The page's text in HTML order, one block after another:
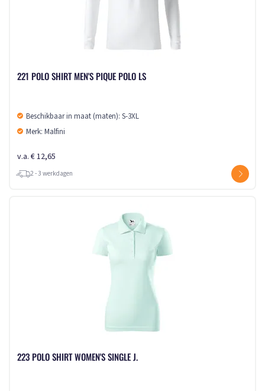
221 POLO SHIRT MEN'S PIQUE POLO LS
Beschikbaar in maat (maten): S-3XL
Merk: Malfini
v.a. € 12,65
2 - 3 werkdagen
223 POLO SHIRT WOMEN'S SINGLE J.